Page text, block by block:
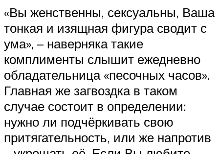
«Вы женственны, сексуальны, Ваша
тонкая и изящная фигура сводит с
ума», – наверняка такие
комплименты слышит ежедневно
обладательница «песочных часов».
Главная же загвоздка в таком
случае состоит в определении:
нужно ли подчёркивать свою
притягательность, или же напротив